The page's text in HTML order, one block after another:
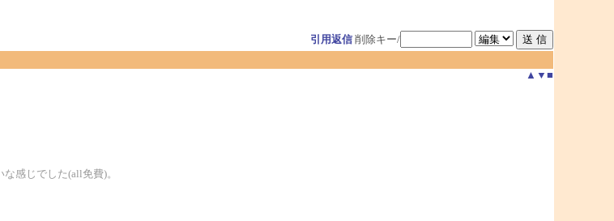
引用返信 削除キー/
▲ ▼ ■
感じでした(all免費)。